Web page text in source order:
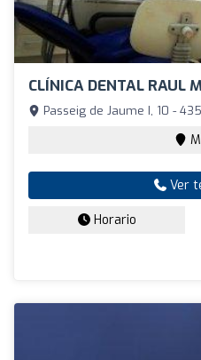
CLÍNICA DENTAL RAUL
Passeig de Jaume I, 10 -
Ver
Horario